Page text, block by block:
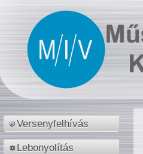
Versenyfelhívás
Lebonyolítás